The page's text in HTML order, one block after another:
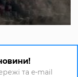
та e-mail